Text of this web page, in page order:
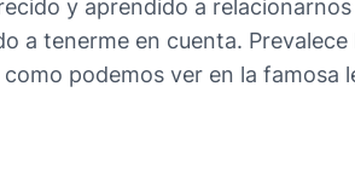
y aprendido a
a tenerme en cuenta.
podemos ver en la famosa